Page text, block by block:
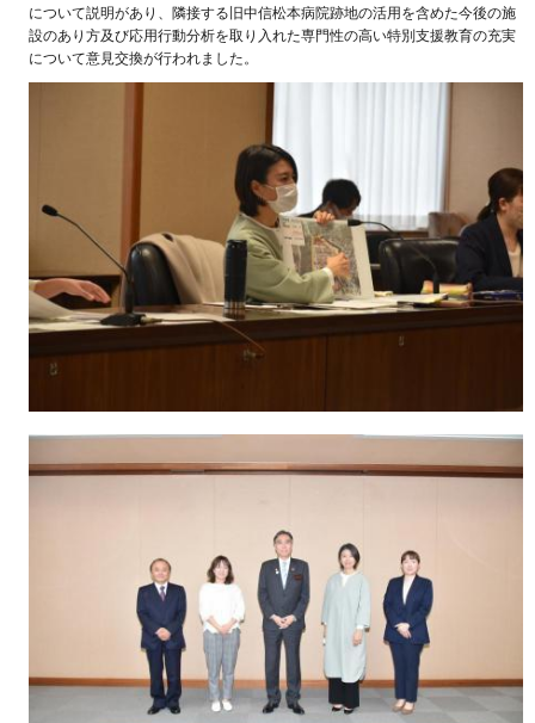
について説明があり、隣接する旧中信松本病院跡地の活用を含めた今後の施
設のあり方及び応用行動分析を取り入れた専門性の高い特別支援教育の充実
について意見交換が行われました。